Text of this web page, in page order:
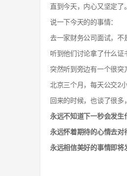
直到今天，内心又坚定了。
说一下今天的的事情：
去一家财务公司面试，不
听到他们讨论拿了什么证
突然听到旁边有一个很突
北京三个月，每天公交2
回来的时候，也谈了很多
永远不知道下一秒会发生
永远怀着期待的心情去对
永远相信美好的事情即将